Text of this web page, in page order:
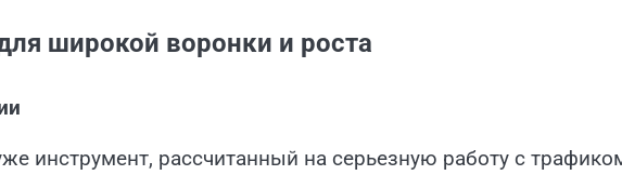
широкой воронки и роста
инструмент, рассчитанный на серьезную работу с